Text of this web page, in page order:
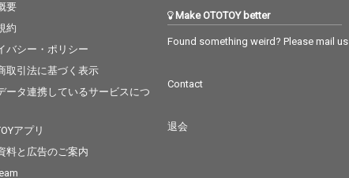
要
約
バシー・ポリシー
取引法に基づく表示
ータ連携しているサービスにつ
アプリ
料と広告のご案内
Make OTOTOY better
Found something weird? Please mail us
Contact
退会